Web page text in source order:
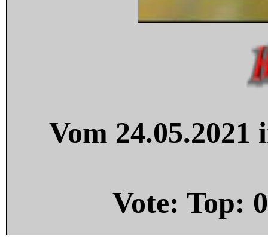
Vom
Vote: Top: 0